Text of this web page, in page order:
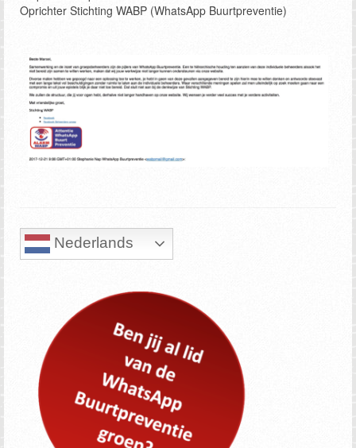
Oprichter Stichting WABP (WhatsApp Buurtpreventie)
Nederlands